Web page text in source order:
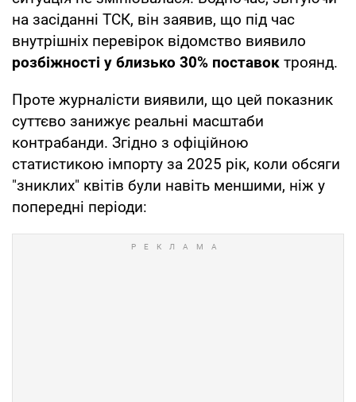
на засіданні ТСК, він заявив, що під час
внутрішніх перевірок відомство виявило
розбіжності у близько 30% поставок троянд.
Проте журналісти виявили, що цей показник
суттєво занижує реальні масштаби
контрабанди. Згідно з офіційною
статистикою імпорту за 2025 рік, коли обсяги
"зниклих" квітів були навіть меншими, ніж у
попередні періоди: